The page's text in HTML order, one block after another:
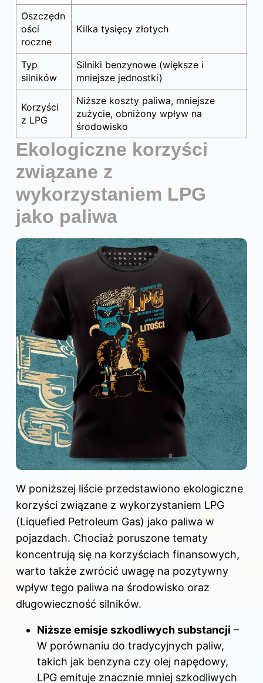
Oszczędn
ości
roczne
Kilka tysięcy złotych
Typ
silników
Silniki benzynowe (większe i
mniejsze jednostki)
Korzyści
z LPG
Niższe koszty paliwa, mniejsze
zużycie, obniżony wpływ na
środowisko
Ekologiczne korzyści
związane z
wykorzystaniem LPG
jako paliwa
W poniższej liście przedstawiono ekologiczne
korzyści związane z wykorzystaniem LPG
(Liquefied Petroleum Gas) jako paliwa w
pojazdach. Chociaż poruszone tematy
koncentrują się na korzyściach finansowych,
warto także zwrócić uwagę na pozytywny
wpływ tego paliwa na środowisko oraz
długowieczność silników.
Niższe emisje szkodliwych substancji –
W porównaniu do tradycyjnych paliw,
takich jak benzyna czy olej napędowy,
LPG emituje znacznie mniej szkodliwych